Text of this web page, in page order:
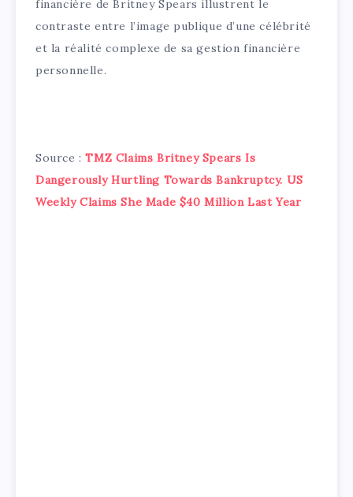
financière de Britney Spears illustrent le
contraste entre l’image publique d’une célébrité
et la réalité complexe de sa gestion financière
personnelle.
Source :TMZ Claims Britney Spears Is
Dangerously Hurtling Towards Bankruptcy. US
Weekly Claims She Made $40 Million Last Year